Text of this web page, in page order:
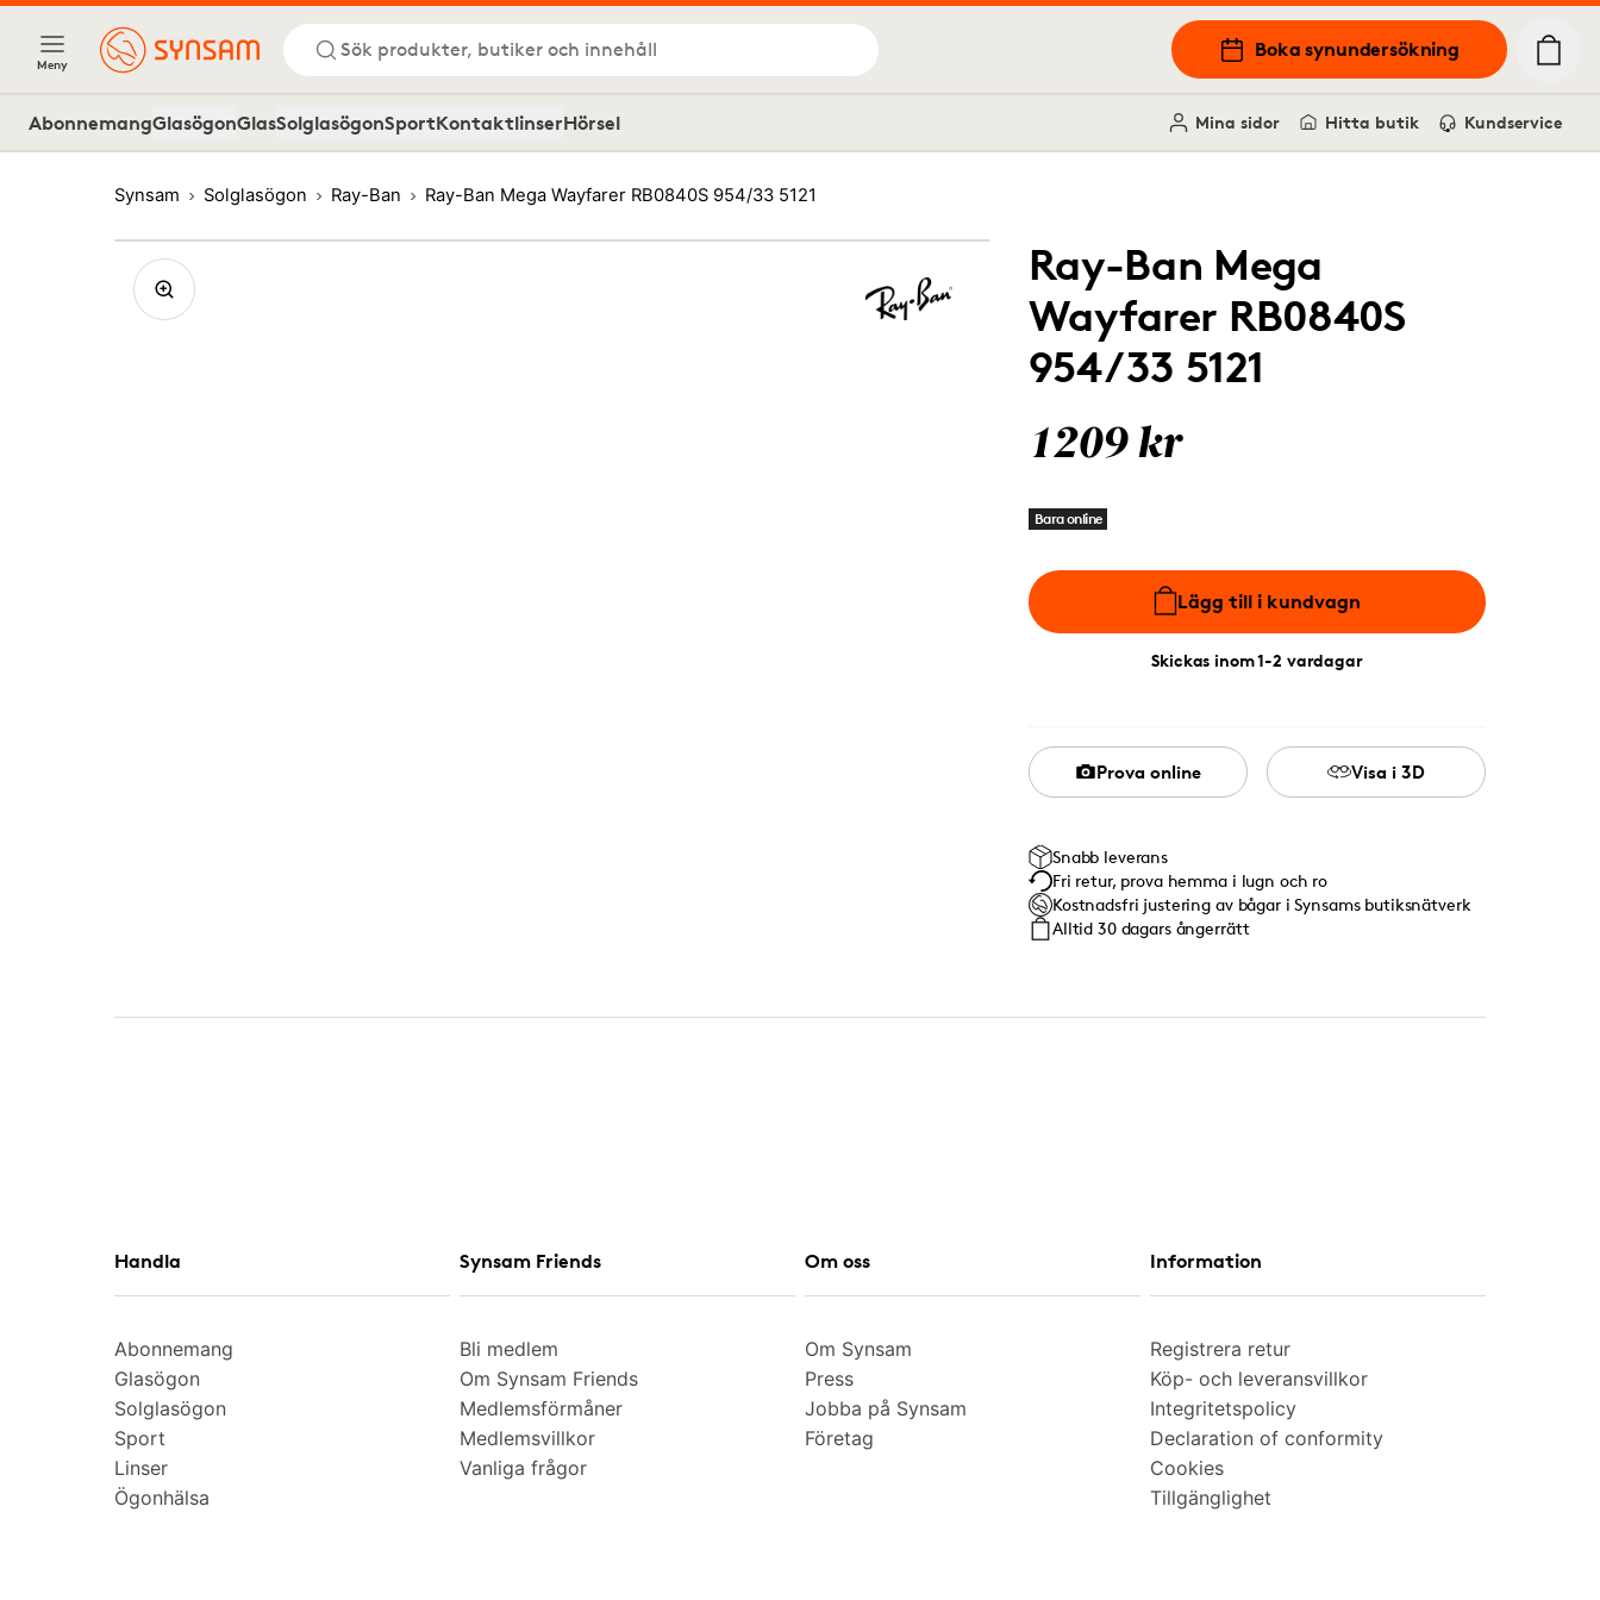
Meny
Sök produkter, butiker och innehåll Boka synundersökning
AbonnemangGlasögonGlasSolglasögonSportKontaktlinserHörsel Mina sidor Hitta butik Kundservice
Synsam Solglasögon Ray-Ban Ray-Ban Mega Wayfarer RB0840S 954/33 5121
Ray-Ban Mega
Wayfarer RB0840S
954/33 5121
1209 kr
Bara online
Lägg till i kundvagn
Skickas inom 1-2 vardagar
Prova online Visa i 3D
Snabb leverans
Fri retur, prova hemma i lugn och ro
Kostnadsfri justering av bågar i Synsams butiksnätverk
Alltid 30 dagars ångerrätt
Handla
Abonnemang
Glasögon
Solglasögon
Sport
Linser
Ögonhälsa
Synsam Friends
Bli medlem
Om Synsam Friends
Medlemsförmåner
Medlemsvillkor
Vanliga frågor
Om oss
Om Synsam
Press
Jobba på Synsam
Företag
Information
Registrera retur
Köp- och leveransvillkor
Integritetspolicy
Declaration of conformity
Cookies
Tillgänglighet